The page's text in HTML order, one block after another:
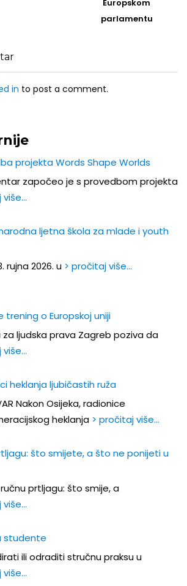
Europskom
parlamentu
in to post a comment.
projekta Words Shape Worlds
započeo je s provedbom projekta
više…
ljetna škola za mlade i youth
rujna 2026. u > pročitaj više…
trening o Europskoj uniji
za ljudska prava Zagreb poziva da
više…
heklanja ljubičastih ruža
Nakon Osijeka, radionice
heklanja > pročitaj više…
što smijete, a što ne ponijeti u
prtljagu: što smije, a
više…
studente
ili odraditi stručnu praksu u
više…